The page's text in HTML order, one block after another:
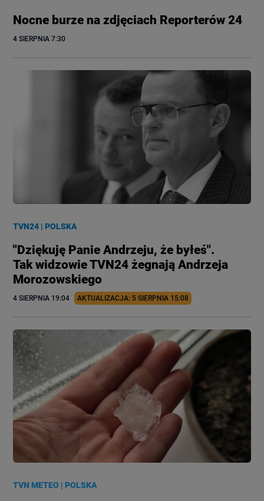
Nocne burze na zdjęciach Reporterów 24
4 SIERPNIA 7:30
TVN24 |POLSKA
"Dziękuję Panie Andrzeju, że byłeś".
Tak widzowie TVN24 żegnają Andrzeja
Morozowskiego
4 SIERPNIA 19:04 AKTUALIZACJA: 5 SIERPNIA 15:08
TVN METEO |POLSKA